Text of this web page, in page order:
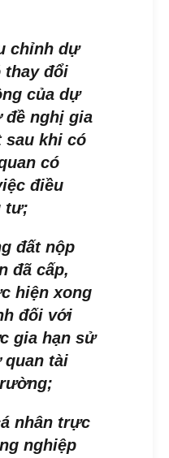
chỉnh dự
thay đổi
của dự
đề nghị gia
sau khi có
có
điều
tư;
đất nộp
đã cấp,
hiện xong
đối với
gia hạn sử
quan tài
nhân trực
nghiệp